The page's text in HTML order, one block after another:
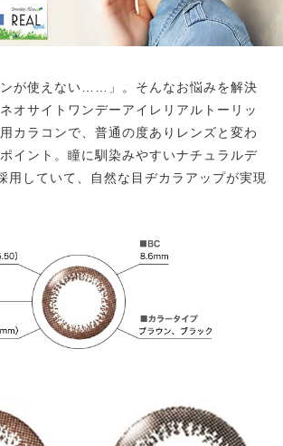
ンが使えない……」。そんなお悩みを解決
オサイトワンデーアイレリアルトーリッ
カラコンで、普通の度ありレンズと変わ
イント。瞳に馴染みやすいナチュラルデ
用していて、自然な目ヂカラアップが実現